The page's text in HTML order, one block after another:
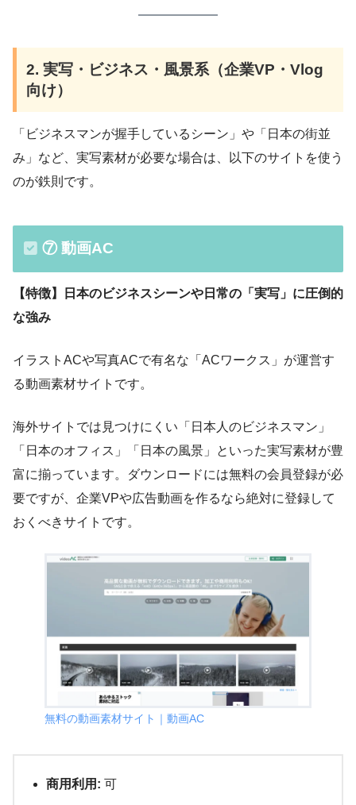
2. 実写・ビジネス・風景系（企業VP・Vlog
向け）
「ビジネスマンが握手しているシーン」や「日本の街並
み」など、実写素材が必要な場合は、以下のサイトを使う
のが鉄則です。
⑦ 動画AC
【特徴】日本のビジネスシーンや日常の「実写」に圧倒的
な強み
イラストACや写真ACで有名な「ACワークス」が運営す
る動画素材サイトです。
海外サイトでは見つけにくい「日本人のビジネスマン」
「日本のオフィス」「日本の風景」といった実写素材が豊
富に揃っています。ダウンロードには無料の会員登録が必
要ですが、企業VPや広告動画を作るなら絶対に登録して
おくべきサイトです。
無料の動画素材サイト｜動画AC
商用利用: 可